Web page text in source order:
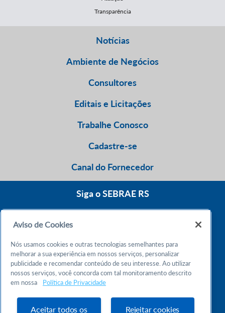
Transparência
Notícias
Ambiente de Negócios
Consultores
Editais e Licitações
Trabalhe Conosco
Cadastre-se
Canal do Fornecedor
Siga o SEBRAE RS
Atendimento 24h
Chame no WhatsApp
Atendimento das 9h às 18h
Aviso de Cookies
Nós usamos cookies e outras tecnologias semelhantes para
melhorar a sua experiência em nossos serviços, personalizar
publicidade e recomendar conteúdo de seu interesse. Ao utilizar
nossos serviços, você concorda com tal monitoramento descrito
em nossa
Política de Privacidade
Aceitar todos os Rejeitar cookies